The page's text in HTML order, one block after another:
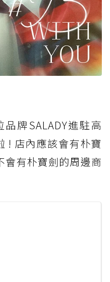
牌SALADY進駐高
! 店內應該會有朴寶
會有朴寶劍的周邊商